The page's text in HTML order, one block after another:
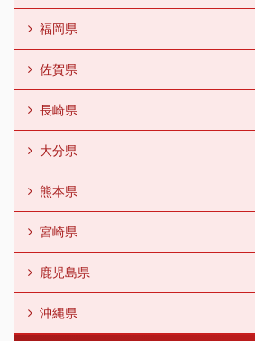
福岡県
佐賀県
長崎県
大分県
熊本県
宮崎県
鹿児島県
沖縄県